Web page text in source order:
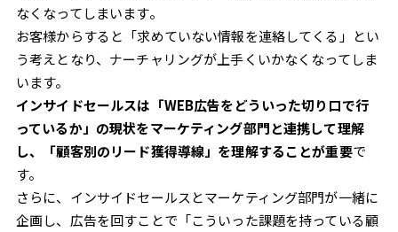
なくなってしまいます。
お客様からすると「求めていない情報を連絡してくる」とい
う考えとなり、ナーチャリングが上手くいかなくなってしま
います。
インサイドセールスは「WEB広告をどういった切り口で行
っているか」の現状をマーケティング部門と連携して理解
し、「顧客別のリード獲得導線」を理解することが重要で
す。
さらに、インサイドセールスとマーケティング部門が一緒に
企画し、広告を回すことで「こういった課題を持っている顧